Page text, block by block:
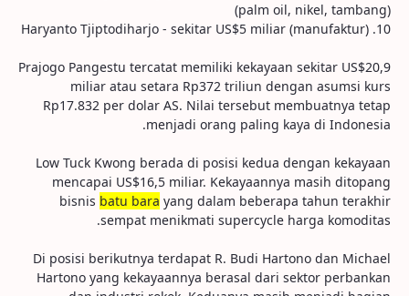
(palm oil, nikel, tambang)
10. Haryanto Tjiptodiharjo - sekitar US$5 miliar (manufaktur)
Prajogo Pangestu tercatat memiliki kekayaan sekitar US$20,9
miliar atau setara Rp372 triliun dengan asumsi kurs
Rp17.832 per dolar AS. Nilai tersebut membuatnya tetap
menjadi orang paling kaya di Indonesia.
Low Tuck Kwong berada di posisi kedua dengan kekayaan
mencapai US$16,5 miliar. Kekayaannya masih ditopang
bisnis batu bara yang dalam beberapa tahun terakhir
sempat menikmati supercycle harga komoditas.
Di posisi berikutnya terdapat R. Budi Hartono dan Michael
Hartono yang kekayaannya berasal dari sektor perbankan